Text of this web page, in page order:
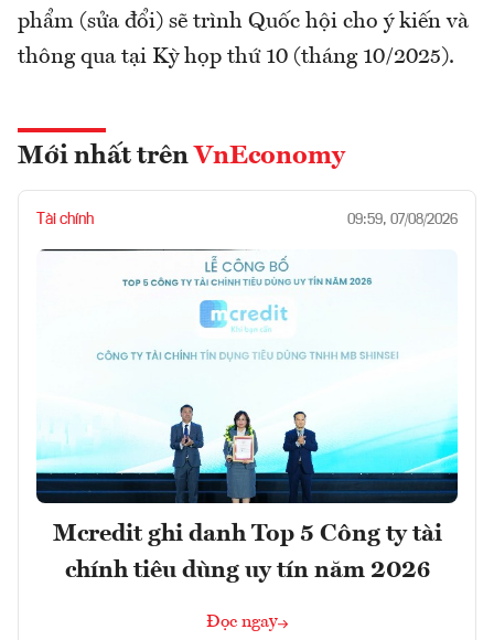
phẩm (sửa đổi) sẽ trình Quốc hội cho ý kiến và
thông qua tại Kỳ họp thứ 10 (tháng 10/2025).
Mới nhất trên VnEconomy
Tài chính 09:59, 07/08/2026
Mcredit ghi danh Top 5 Công ty tài
chính tiêu dùng uy tín năm 2026
Đọc ngay